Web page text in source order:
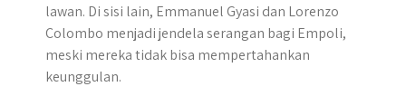
lawan. Di sisi lain, Emmanuel Gyasi dan Lorenzo
Colombo menjadi jendela serangan bagi Empoli,
meski mereka tidak bisa mempertahankan
keunggulan.